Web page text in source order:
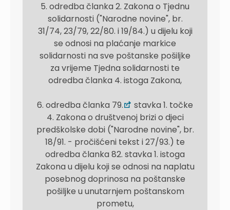
5. odredba članka 2. Zakona o Tjednu
solidarnosti ("Narodne novine", br.
31/74, 23/79, 22/80. i 19/84.) u dijelu koji
se odnosi na plaćanje markice
solidarnosti na sve poštanske pošiljke
za vrijeme Tjedna solidarnosti te
odredba članka 4. istoga Zakona,
6. odredba članka 79.
stavka 1. točke
4. Zakona o društvenoj brizi o djeci
predškolske dobi ("Narodne novine", br.
18/91. - pročišćeni tekst i 27/93.) te
odredba članka 82. stavka 1. istoga
Zakona u dijelu koji se odnosi na naplatu
posebnog doprinosa na poštanske
pošiljke u unutarnjem poštanskom
prometu,